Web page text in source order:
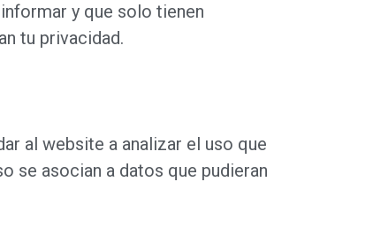
y que solo tienen
tu privacidad.
al website a analizar el uso que
se asocian a datos que pudieran